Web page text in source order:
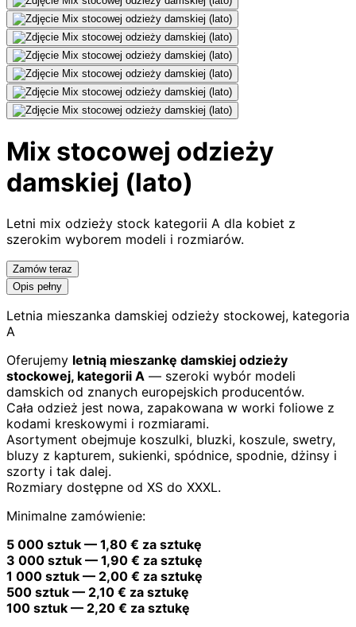
Mix stocowej odzieży
damskiej (lato)
Letni mix odzieży stock kategorii A dla kobiet z
szerokim wyborem modeli i rozmiarów.
Zamów teraz
Opis pełny
Letnia mieszanka damskiej odzieży stockowej, kategoria
A
Oferujemy letnią mieszankę damskiej odzieży
stockowej, kategorii A — szeroki wybór modeli
damskich od znanych europejskich producentów.
Cała odzież jest nowa, zapakowana w worki foliowe z
kodami kreskowymi i rozmiarami.
Asortyment obejmuje koszulki, bluzki, koszule, swetry,
bluzy z kapturem, sukienki, spódnice, spodnie, dżinsy i
szorty i tak dalej.
Rozmiary dostępne od XS do XXXL.
Minimalne zamówienie:
5 000 sztuk — 1,80 € za sztukę
3 000 sztuk — 1,90 € za sztukę
1 000 sztuk — 2,00 € za sztukę
500 sztuk — 2,10 € za sztukę
100 sztuk — 2,20 € za sztukę